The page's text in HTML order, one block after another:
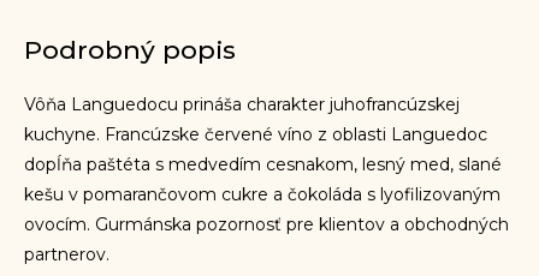
Podrobný popis
Vôňa Languedocu prináša charakter juhofrancúzskej
kuchyne. Francúzske červené víno z oblasti Languedoc
dopĺňa paštéta s medvedím cesnakom, lesný med, slané
kešu v pomarančovom cukre a čokoláda s lyofilizovaným
ovocím. Gurmánska pozornosť pre klientov a obchodných
partnerov.